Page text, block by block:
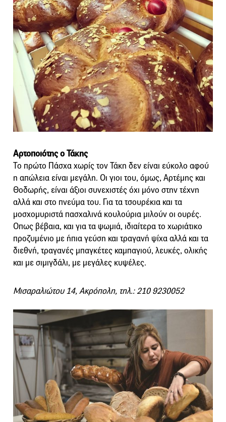
Αρτοποιότης ο Τάκης
Το πρώτο Πάσχα χωρίς τον Τάκη δεν είναι εύκολο αφού
η απώλεια είναι μεγάλη. Οι γιοι του, όμως, Αρτέμης και
Θοδωρής, είναι άξιοι συνεχιστές όχι μόνο στην τέχνη
αλλά και στο πνεύμα του. Για τα τσουρέκια και τα
μοσχομυριστά πασχαλινά κουλούρια μιλούν οι ουρές.
Οπως βέβαια, και για τα ψωμιά, ιδιαίτερα το χωριάτικο
προζυμένιο με ήπια γεύση και τραγανή ψίχα αλλά και τα
διεθνή, τραγανές μπαγκέτες καμπαγιού, λευκές, ολικής
και με σιμιγδάλι, με μεγάλες κυψέλες.
Μισαραλιώτου 14, Ακρόπολη, τηλ.: 210 9230052